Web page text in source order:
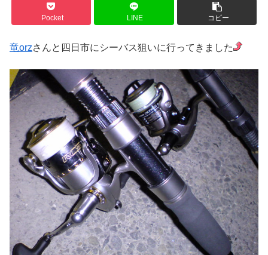
Pocket LINE コピー
竜orzさんと四日市にシーバス狙いに行ってきました